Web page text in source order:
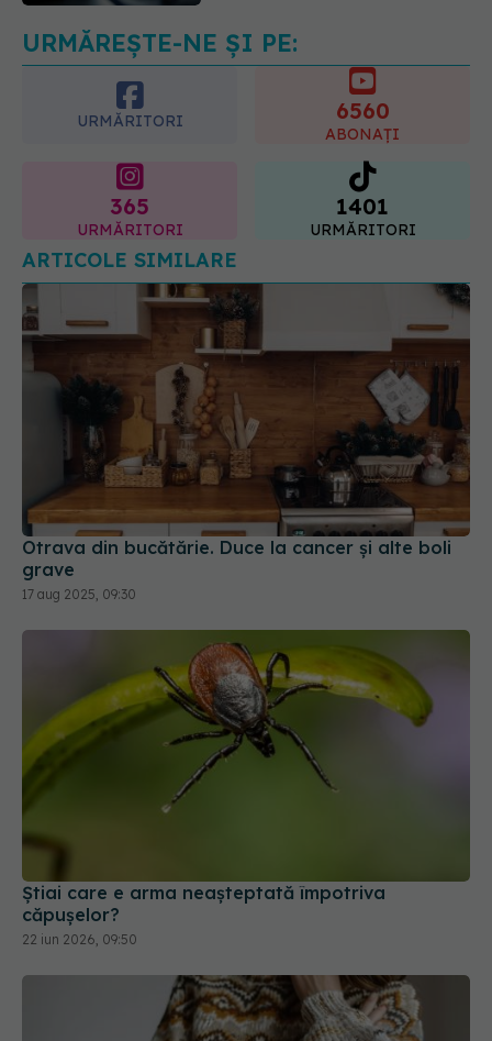
URMĂREȘTE-NE ȘI PE:
URMĂRITORI 6560
ABONAȚI
365
URMĂRITORI
1401
URMĂRITORI
ARTICOLE SIMILARE
Otrava din bucătărie. Duce la cancer și alte boli
grave
17 aug 2025, 09:30
Știai care e arma neașteptată împotriva
căpușelor?
22 iun 2026, 09:50